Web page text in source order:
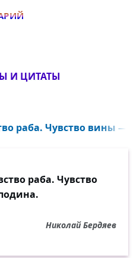
И ЦИТАТЫ
раба. Чувство вины —
раба. Чувство
Николай Бердяев